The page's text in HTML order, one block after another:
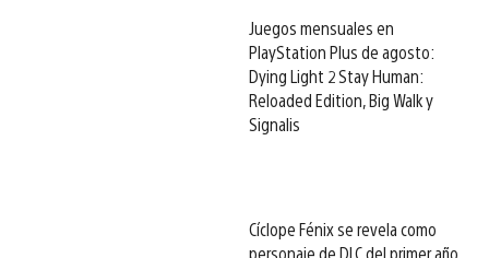
Juegos mensuales en
PlayStation Plus de agosto:
Dying Light 2 Stay Human:
Reloaded Edition, Big Walk y
Signalis
Cíclope Fénix se revela como
personaje de DLC del primer año